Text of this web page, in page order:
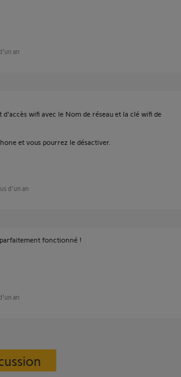
an
wifi avec le Nom de réseau et la clé wifi de
et vous pourrez le désactiver.
d'un an
fonctionné !
an